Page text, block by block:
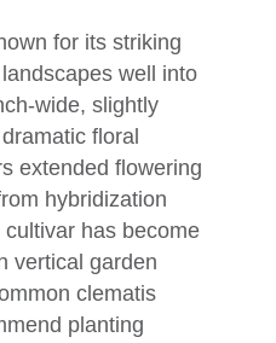
for its striking
well into
wide, slightly
floral
extended flowering
hybridization
has become
vertical garden
clematis
planting